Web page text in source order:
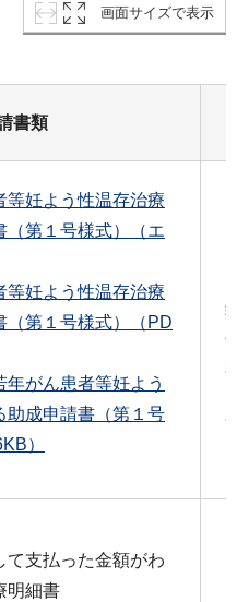
画面サイズで表示
書類
等妊よう性温存治療
（第１号様式）（エ
等妊よう性温存治療
（第１号様式）（PD
年がん患者等妊よう
助成申請書（第１号
）
て支払った金額がわ
明細書